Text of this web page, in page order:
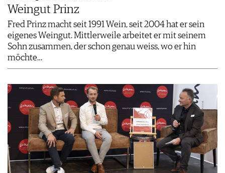
Weingut Prinz
Fred Prinz macht seit 1991 Wein, seit 2004 hat er sein
eigenes Weingut. Mittlerweile arbeitet er mit seinem
Sohn zusammen, der schon genau weiss, wo er hin
möchte…